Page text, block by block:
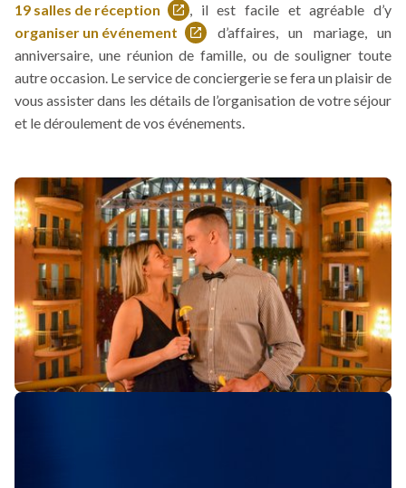
19 salles de réception
Ce
lien
s'ouvrira
dans
une
nouvelle
, il est facile et agréable d’y
organiser un événement
Ce
lien
s'ouvrira
dans
une
fenêtre
d’affaires, un mariage, un
anniversaire, une réunion de famille, ou de souligner toute
autre occasion. Le service de conciergerie se fera un plaisir de
vous assister dans les détails de l’organisation de votre séjour
et le déroulement de vos événements.